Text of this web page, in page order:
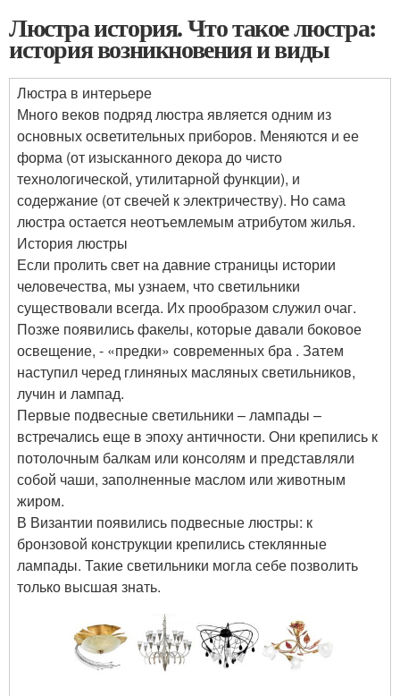
Люстра история. Что такое люстра:
история возникновения и виды
Люстра в интерьере
Много веков подряд люстра является одним из
основных осветительных приборов. Меняются и ее
форма (от изысканного декора до чисто
технологической, утилитарной функции), и
содержание (от свечей к электричеству). Но сама
люстра остается неотъемлемым атрибутом жилья.
История люстры
Если пролить свет на давние страницы истории
человечества, мы узнаем, что светильники
существовали всегда. Их прообразом служил очаг.
Позже появились факелы, которые давали боковое
освещение, - «предки» современных бра . Затем
наступил черед глиняных масляных светильников,
лучин и лампад.
Первые подвесные светильники – лампады –
встречались еще в эпоху античности. Они крепились к
потолочным балкам или консолям и представляли
собой чаши, заполненные маслом или животным
жиром.
В Византии появились подвесные люстры: к
бронзовой конструкции крепились стеклянные
лампады. Такие светильники могла себе позволить
только высшая знать.